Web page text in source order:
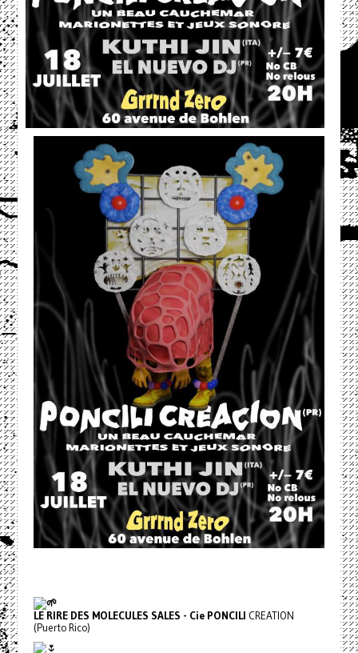
LE RIRE DES MOLECULES SALES - Cie PONCILI CREATION
(Puerto Rico)